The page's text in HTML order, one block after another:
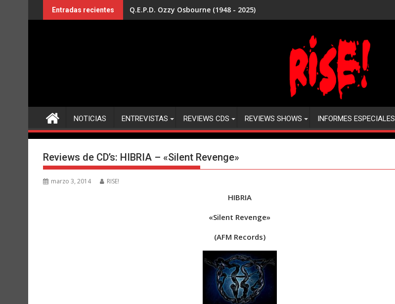
al
Entradas recientes Q.E.P.D. Ozzy Osbourne (1948 - 2025)
NOTICIAS ENTREVISTAS REVIEWS CDS REVIEWS SHOWS INFORMES ESPECIALES
Reviews de CD’s: HIBRIA – «Silent Revenge»
marzo 3, 2014 RISE!
HIBRIA
«Silent Revenge»
(AFM Records)